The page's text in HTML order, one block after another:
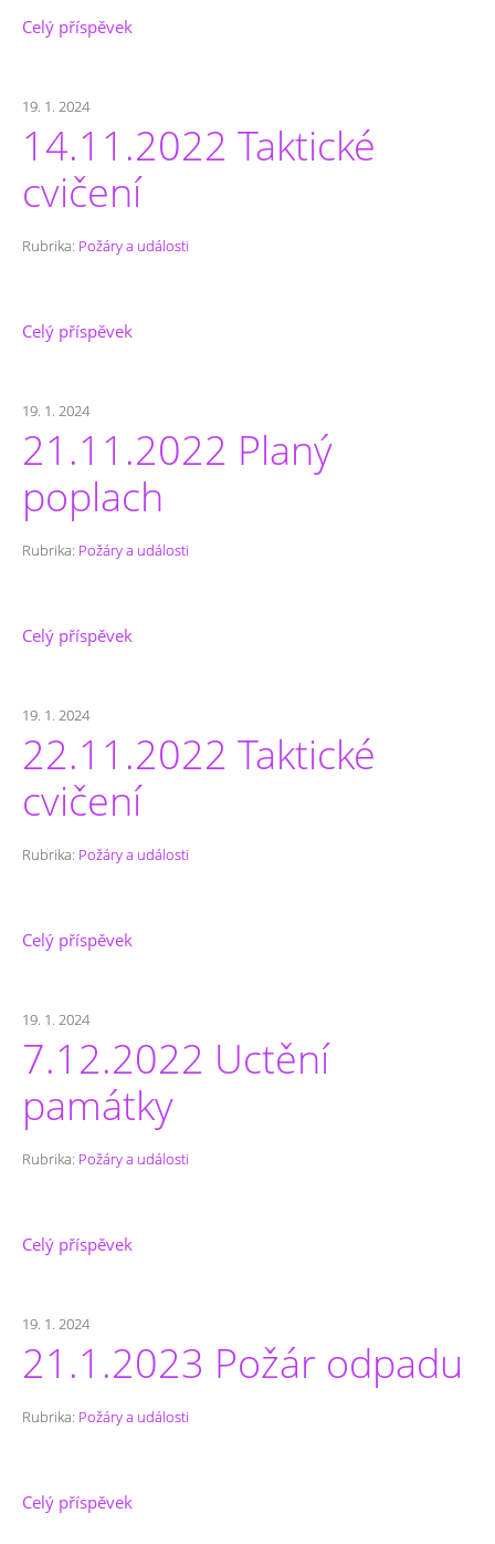
Celý příspěvek
19. 1. 2024
14.11.2022 Taktické
cvičení
Rubrika: Požáry a události
Celý příspěvek
19. 1. 2024
21.11.2022 Planý
poplach
Rubrika: Požáry a události
Celý příspěvek
19. 1. 2024
22.11.2022 Taktické
cvičení
Rubrika: Požáry a události
Celý příspěvek
19. 1. 2024
7.12.2022 Uctění
památky
Rubrika: Požáry a události
Celý příspěvek
19. 1. 2024
21.1.2023 Požár odpadu
Rubrika: Požáry a události
Celý příspěvek